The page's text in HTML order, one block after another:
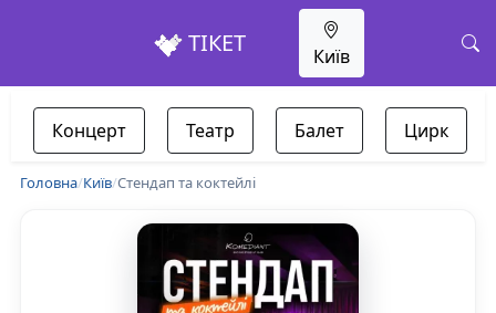
ТІКЕТ Київ
Концерт Театр Балет Цирк
Головна/Київ/Стендап та коктейлі